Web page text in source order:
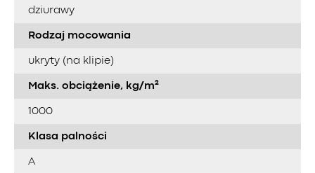
dziurawy
Rodzaj mocowania
ukryty (na klipie)
Maks. obciążenie, kg/m²
1000
Klasa palności
A